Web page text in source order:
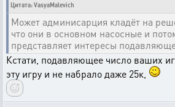
Цитата: VasyaMalevich
Может админисарция кладёт на
что они в основном насосные и
представляет интересы
Кстати, подавляющее число ваших
эту игру и не набрало даже 25к,